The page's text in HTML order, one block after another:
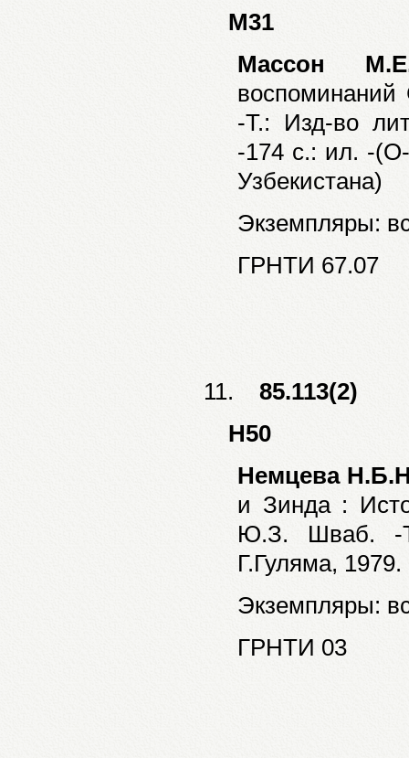
М31
Массон
воспоминаний
-Т.: Изд-во
-174 с.: ил. -
Узбекистана)
Экземпляры:
ГРНТИ 67.07
11.85.113(2)
Н50
Немцева
и Зинда :
Ю.З. Шваб. -
Г.Гуляма,
Экземпляры:
ГРНТИ 03